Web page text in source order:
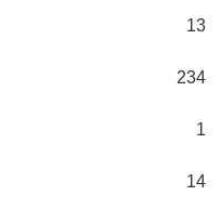
13
234
1
14